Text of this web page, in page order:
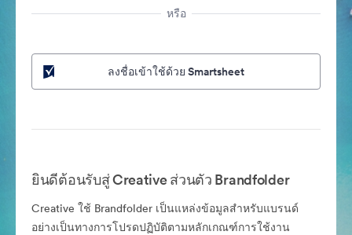
หรือ
ลงชื่อเข้าใช้ด้วย Smartsheet
ยินดีต้อนรับสู่ Creative ส่วนตัว Brandfolder
Creative ใช้ Brandfolder เป็นแหล่งข้อมูลสำหรับแบรนด์
อย่างเป็นทางการโปรดปฏิบัติตามหลักเกณฑ์การใช้งาน